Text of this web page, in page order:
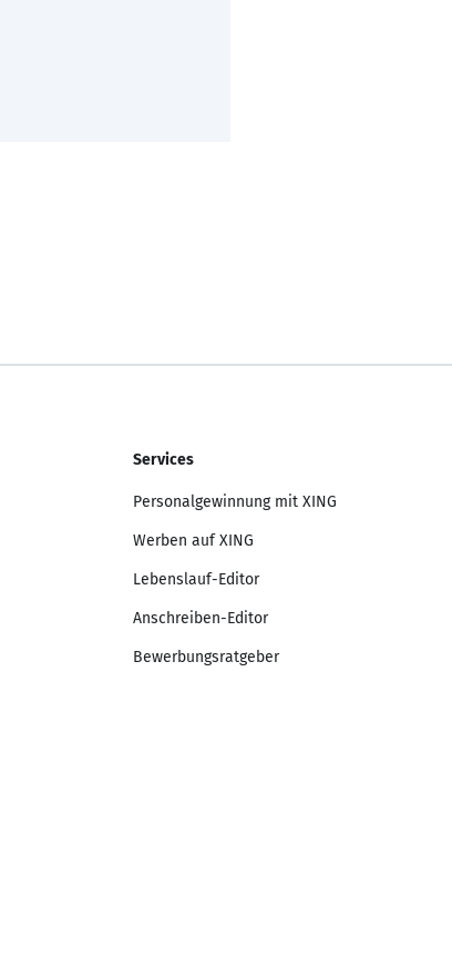
Services
Personalgewinnung mit XING
Werben auf XING
Lebenslauf-Editor
Anschreiben-Editor
Bewerbungsratgeber